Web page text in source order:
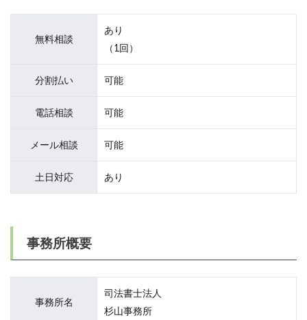
無料相談
あり
（1回）
分割払い 可能
電話相談 可能
メール相談 可能
土日対応 あり
事務所概要
事務所名
司法書士法人
杉山事務所